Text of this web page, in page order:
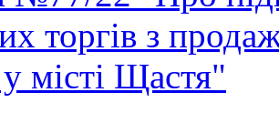
торгів з
місті Щастя"